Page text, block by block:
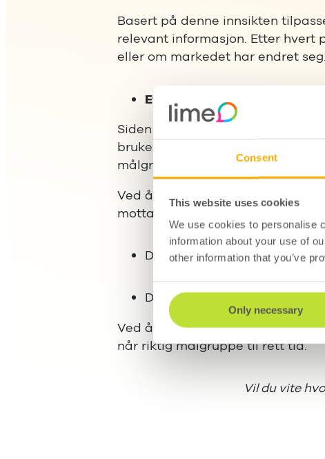
Consent
This website uses cookies
We use cookies to personalise
information about your use of
other information that you’ve
Only necessary
Basert på denne innsikten
relevant informasjon. Etter hvert
eller om markedet har endret seg.
Effektive
Siden Nordisk Boligbygg
bruker marketing automation-
målgruppen.
Ved å sette opp automatiserte
mottakernes engasjement:
De som ikke viser interesse,
De som klikker på lenker i
Ved å strukturere dataene sine
når riktig målgruppe til rett tid.
Vil du vite